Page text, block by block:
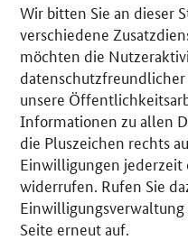
Wir bitten Sie an dieser
verschiedene
möchten die
unsere
Informationen zu allen
die Pluszeichen rechts
Einwilligungen
widerrufen. Rufen Sie
Seite erneut auf.